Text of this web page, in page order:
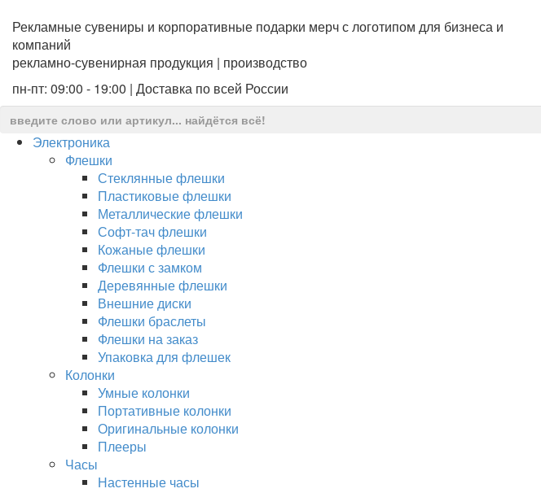
Рекламные сувениры и корпоративные подарки мерч с логотипом для бизнеса и
компаний
рекламно-сувенирная продукция | производство
пн-пт: 09:00 - 19:00 | Доставка по всей России
Электроника
Флешки
Стеклянные флешки
Пластиковые флешки
Металлические флешки
Софт-тач флешки
Кожаные флешки
Флешки с замком
Деревянные флешки
Внешние диски
Флешки браслеты
Флешки на заказ
Упаковка для флешек
Колонки
Умные колонки
Портативные колонки
Оригинальные колонки
Плееры
Часы
Настенные часы